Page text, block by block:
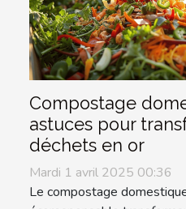
Compostage
astuces pour
déchets en or
Mardi 1 avril 2025 00:36
Le compostage